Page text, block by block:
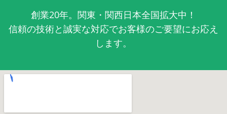
創業20年。関東・関西日本全国拡大中！
信頼の技術と誠実な対応でお客様のご要望にお応え
します。